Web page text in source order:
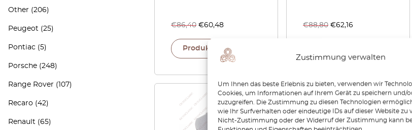
Zustimmung verwalten
Um Ihnen das beste Erlebnis zu bieten, verwenden wir
Cookies, um Informationen auf Ihrem Gerät zu speichern und/
zuzugreifen. Die Zustimmung zu diesen Technologien
wie Ihr Surfverhalten oder eindeutige IDs auf dieser Website zu
Nicht-Zustimmung oder der Widerruf der Zustimmung kann
Other (206)
Peugeot (25)
Pontiac (5)
Porsche (248)
Range Rover (107)
Recaro (42)
Renault (65)
€86,40 €60,48
Produkt anzeigen
€88,80 €62,16
-30% -30%